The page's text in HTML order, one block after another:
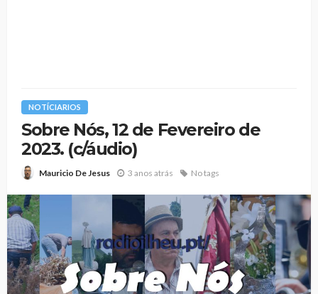
NOTÍCIARIOS
Sobre Nós, 12 de Fevereiro de
2023. (c/áudio)
Mauricio De Jesus 3 anos atrás No tags